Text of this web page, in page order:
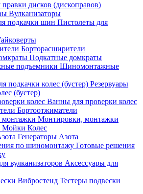
дисков (дископравов)
Вулканизаторы
Пистолеты для
Борторасширители
Подкатные домкраты
Шиномонтажные
Резервуары
(бустер)
Ванны для проверки колес
Бортоотжиматели
Монтировки, монтажки
Мойки Колес
Генераторы Азота
Готовые решения
Аксессуары для
Тестеры подвески